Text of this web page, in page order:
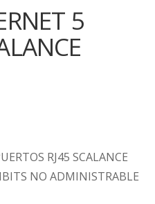
5
RJ45 SCALANCE
NO ADMINISTRABLE